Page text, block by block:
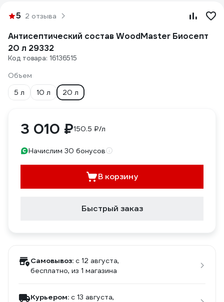
5 2 отзыва
Антисептический состав WoodMaster Биосепт
20 л 29332
Код товара: 16136515
Объем
5 л
10 л 20 л
3 010 ₽150.5 ₽/л
Начислим 30 бонусов
В корзину
Быстрый заказ
Самовывоз: c 12 августа,
бесплатно, из 1 магазина
Курьером: c 13 августа,